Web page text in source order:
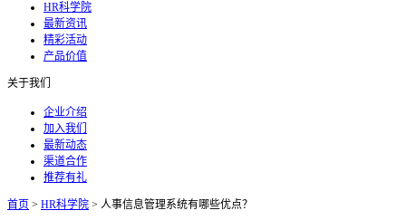
HR科学院
最新资讯
精彩活动
产品价值
关于我们
企业介绍
加入我们
最新动态
渠道合作
推荐有礼
首页 > HR科学院 > 人事信息管理系统有哪些优点？